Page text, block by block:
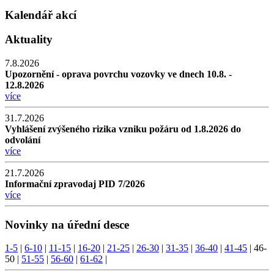
Kalendář akcí
Aktuality
7.8.2026
Upozornění - oprava povrchu vozovky ve dnech 10.8. -
12.8.2026
více
31.7.2026
Vyhlášení zvýšeného rizika vzniku požáru od 1.8.2026 do
odvolání
více
21.7.2026
Informační zpravodaj PID 7/2026
více
Novinky na úřední desce
1-5 6-10 11-15 16-20 21-25 26-30 31-35 36-40 41-45
46-
50
51-55 56-60 61-62